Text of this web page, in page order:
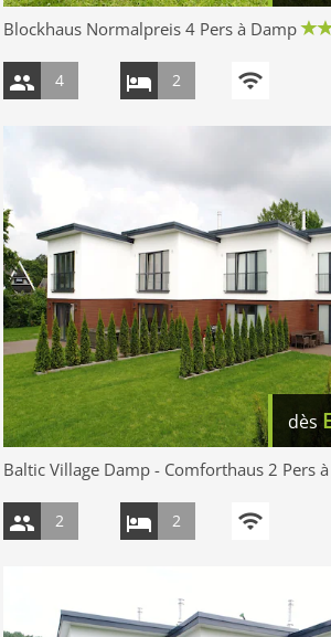
Blockhaus Normalpreis 4 Pers à Damp
4 2
dès
Baltic Village Damp - Comforthaus 2 Pers
2 2